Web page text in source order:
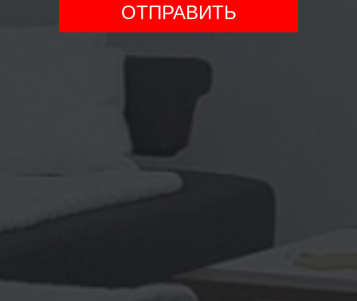
ОТПРАВИТЬ